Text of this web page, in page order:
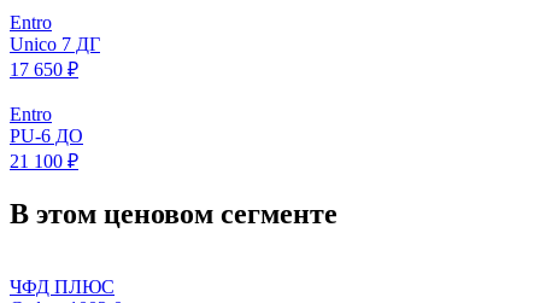
Entro
Unico 7 ДГ
17 650 ₽
Entro
PU-6 ДО
21 100 ₽
В этом ценовом сегменте
ЧФД ПЛЮС